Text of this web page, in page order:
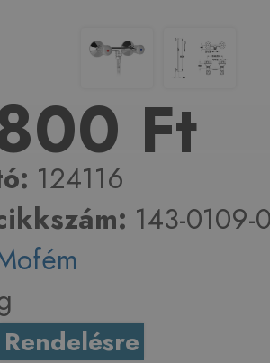
Ft
124116
143-0109-
Rendelésre